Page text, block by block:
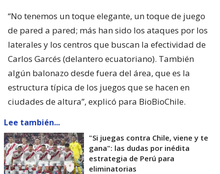
“No tenemos un toque elegante, un toque de juego
de pared a pared; más han sido los ataques por los
laterales y los centros que buscan la efectividad de
Carlos Garcés (delantero ecuatoriano). También
algún balonazo desde fuera del área, que es la
estructura típica de los juegos que se hacen en
ciudades de altura”, explicó para BioBioChile.
Lee también...
"Si juegas contra Chile, viene y te
gana": las dudas por inédita
estrategia de Perú para
eliminatorias